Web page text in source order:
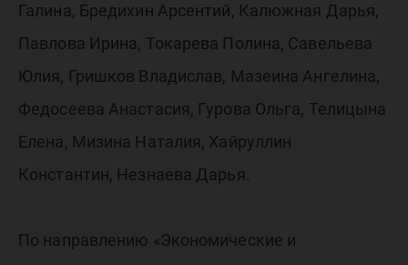
Галина, Бредихин Арсентий, Калюжная Дарья,
Павлова Ирина, Токарева Полина, Савельева
Юлия, Гришков Владислав, Мазеина Ангелина,
Федосеева Анастасия, Гурова Ольга, Телицына
Елена, Мизина Наталия, Хайруллин
Константин, Незнаева Дарья.
По направлению «Экономические и